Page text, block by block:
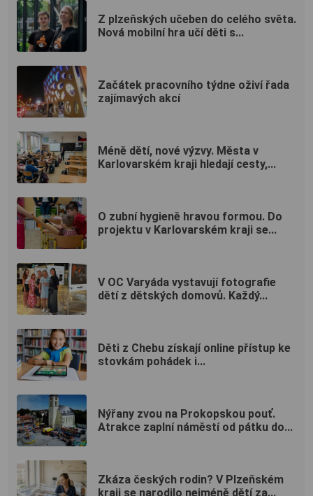
Z plzeňských učeben do celého světa.
Nová mobilní hra učí děti s...
Začátek pracovního týdne oživí řada
zajímavých akcí
Méně dětí, nové výzvy. Města v
Karlovarském kraji hledají cesty,...
O zubní hygieně hravou formou. Do
projektu v Karlovarském kraji se...
V OC Varyáda vystavují fotografie
dětí z dětských domovů. Každý...
Děti z Chebu získají online přístup ke
stovkám pohádek i...
Nýřany zvou na Prokopskou pouť.
Atrakce zaplní náměstí od pátku do...
Zkáza českých rodin? V Plzeňském
kraji se narodilo nejméně dětí za...